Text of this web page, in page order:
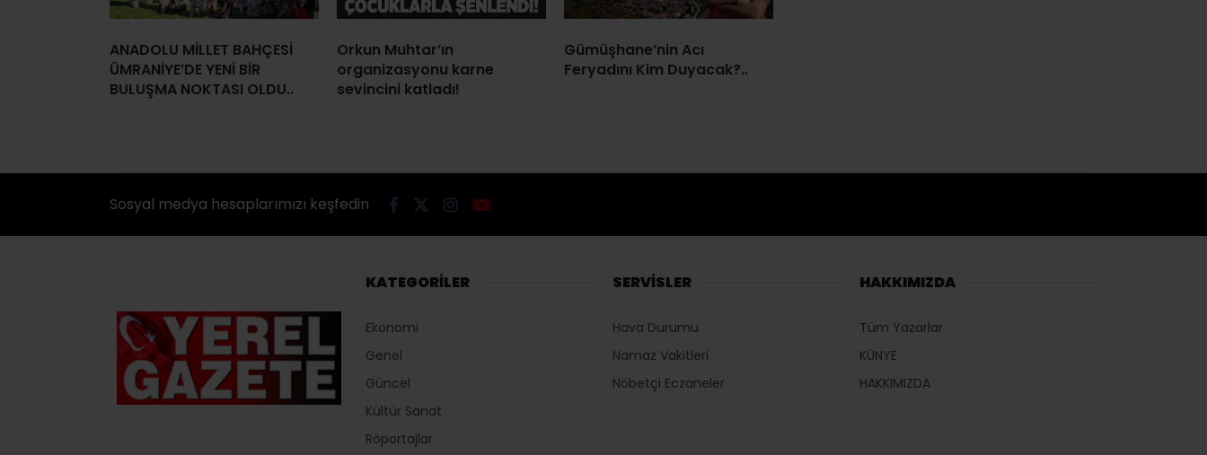
ANADOLU MİLLET BAHÇESİ
ÜMRANİYE’DE YENİ BİR
BULUŞMA NOKTASI OLDU..
Orkun Muhtar’ın
organizasyonu karne
sevincini katladı!
Gümüşhane’nin Acı
Feryadını Kim Duyacak?..
Sosyal medya hesaplarımızı keşfedin
KATEGORİLER
Ekonomi
Genel
Güncel
Kültür Sanat
Röportajlar
SERVİSLER
Hava Durumu
Namaz Vakitleri
Nöbetçi Eczaneler
HAKKIMIZDA
Tüm Yazarlar
KÜNYE
HAKKIMIZDA